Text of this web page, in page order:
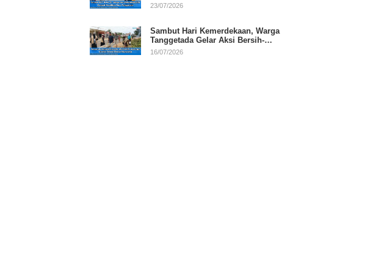
RI
23/07/2026
Sambut Hari Kemerdekaan, Warga
Tanggetada Gelar Aksi Bersih-
Bersih Desa
16/07/2026